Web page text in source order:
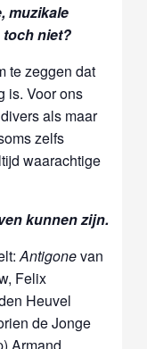
muzikale
toch niet?
te zeggen dat
is. Voor ons
als maar
zelfs
waarachtige
kunnen zijn.
Antigonevan
Felix
Heuvel
de Jonge
Armand